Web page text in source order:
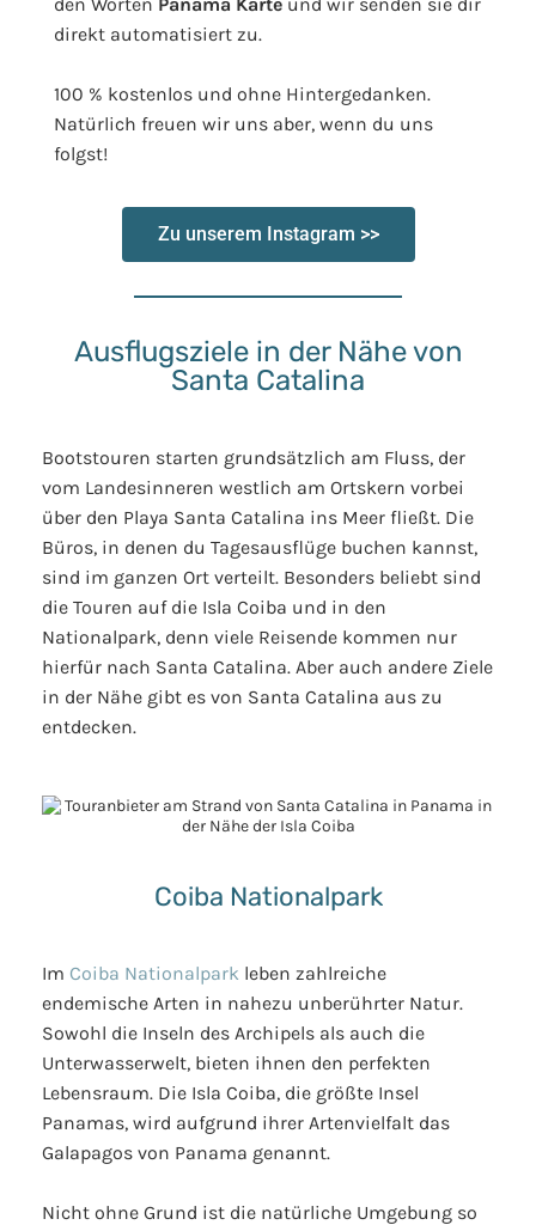
direkt automatisiert zu.
100 % kostenlos und ohne Hintergedanken.
Natürlich freuen wir uns aber, wenn du uns
folgst!
Zu unserem Instagram >>
Ausflugsziele in der Nähe von
Santa Catalina
Bootstouren starten grundsätzlich am Fluss, der
vom Landesinneren westlich am Ortskern vorbei
über den Playa Santa Catalina ins Meer fließt. Die
Büros, in denen du Tagesausflüge buchen kannst,
sind im ganzen Ort verteilt. Besonders beliebt sind
die Touren auf die Isla Coiba und in den
Nationalpark, denn viele Reisende kommen nur
hierfür nach Santa Catalina. Aber auch andere Ziele
in der Nähe gibt es von Santa Catalina aus zu
entdecken.
Coiba Nationalpark
Im Coiba Nationalpark leben zahlreiche
endemische Arten in nahezu unberührter Natur.
Sowohl die Inseln des Archipels als auch die
Unterwasserwelt, bieten ihnen den perfekten
Lebensraum. Die Isla Coiba, die größte Insel
Panamas, wird aufgrund ihrer Artenvielfalt das
Galapagos von Panama genannt.
Nicht ohne Grund ist die natürliche Umgebung so